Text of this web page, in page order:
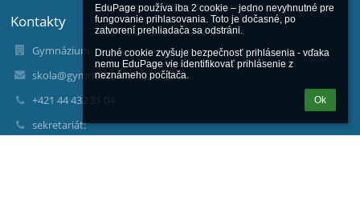
EduPage používa iba 2 cookie – jedno nevyhnutné pre
fungovanie prihlasovania. Toto je dočasné, po
zatvorení prehliadača sa odstráni.
Druhé cookie zvyšuje bezpečnosť prihlásenia - vďaka
nemu EduPage vie identifikovať prihlásenie z
neznámeho počítača.
Ok
Kontakty
Gymnázium
skola@gymrk.sk
+421 44 432 31 04
sekretariát:
+421 905 66 90 14